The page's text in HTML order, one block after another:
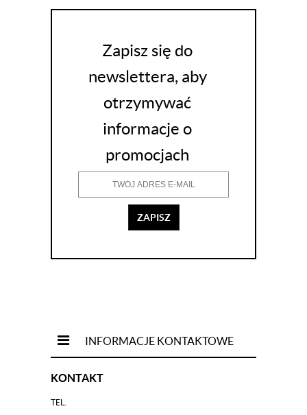
Zapisz się do
newslettera, aby
otrzymywać
informacje o
promocjach
ZAPISZ
INFORMACJE KONTAKTOWE
KONTAKT
TEL.